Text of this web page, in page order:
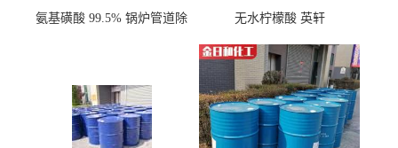
氨基磺酸 99.5% 锅炉管道除
无水柠檬酸 英轩